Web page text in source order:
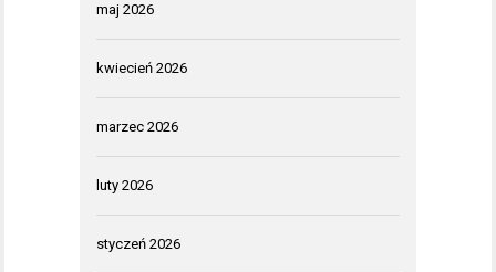
maj 2026
kwiecień 2026
marzec 2026
luty 2026
styczeń 2026